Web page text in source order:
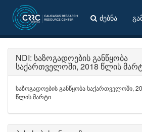
ძებნა
NDI: საზოგადოების განწყობა
საქართველოში, 2018 წლის
საზოგადოების განწყობა საქართველოში,
წლის მარტი